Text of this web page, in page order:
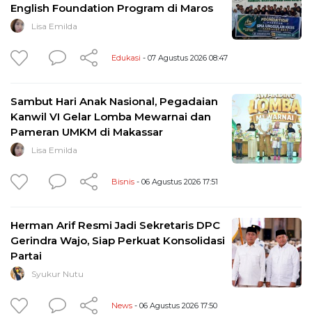
English Foundation Program di Maros
Lisa Emilda
Edukasi - 07 Agustus 2026 08:47
Sambut Hari Anak Nasional, Pegadaian
Kanwil VI Gelar Lomba Mewarnai dan
Pameran UMKM di Makassar
Lisa Emilda
Bisnis - 06 Agustus 2026 17:51
Herman Arif Resmi Jadi Sekretaris DPC
Gerindra Wajo, Siap Perkuat Konsolidasi
Partai
Syukur Nutu
News - 06 Agustus 2026 17:50